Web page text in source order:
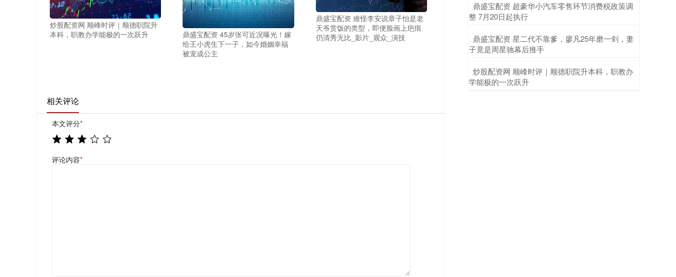
炒股配资网 顺峰时评｜顺德职院升
本科，职教办学能极的一次跃升
鼎盛宝配资 45岁张可近况曝光！嫁
给王小虎生下一子，如今婚姻幸福
被宠成公主
鼎盛宝配资 难怪李安说章子怡是老
天爷赏饭的类型，即便脸画上疤痕
仍清秀无比_影片_观众_演技
相关评论
本文评分*
评论内容*
​鼎盛宝配资 超豪华小汽车零售环节消费税政策调
整 7月20日起执行
​鼎盛宝配资 星二代不靠爹，廖凡25年磨一剑，妻
子竟是周星驰幕后推手
​炒股配资网 顺峰时评｜顺德职院升本科，职教办
学能极的一次跃升